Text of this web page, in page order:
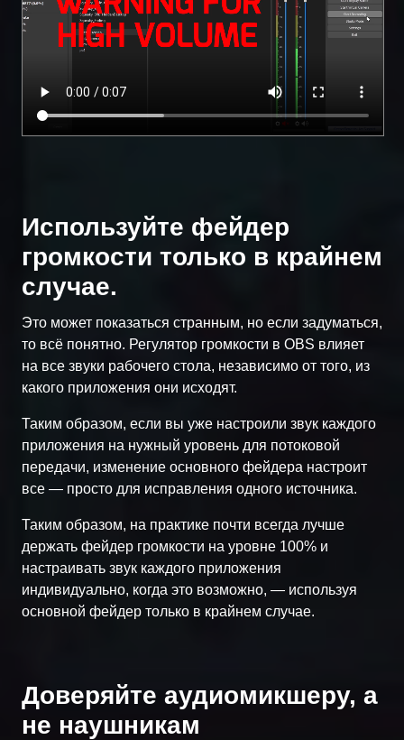
Используйте фейдер
громкости только в крайнем
случае.
Это может показаться странным, но если задуматься,
то всё понятно. Регулятор громкости в OBS влияет
на все звуки рабочего стола, независимо от того, из
какого приложения они исходят.
Таким образом, если вы уже настроили звук каждого
приложения на нужный уровень для потоковой
передачи, изменение основного фейдера настроит
все — просто для исправления одного источника.
Таким образом, на практике почти всегда лучше
держать фейдер громкости на уровне 100% и
настраивать звук каждого приложения
индивидуально, когда это возможно, — используя
основной фейдер только в крайнем случае.
Доверяйте аудиомикшеру, а
не наушникам